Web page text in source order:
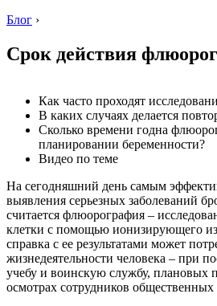
Блог ›
Срок действия
Как часто проходят
В каких случаях делается
Сколько времени годна
планировании беременности?
Видео по теме
На сегодняшний день самым
выявления серьезных заболеваний
считается флюорография –
клетки с помощью ионизирующего
справка с ее результатами может
жизнедеятельности человека – при
учебу и воинскую службу, плановых
осмотрах сотрудников общественных